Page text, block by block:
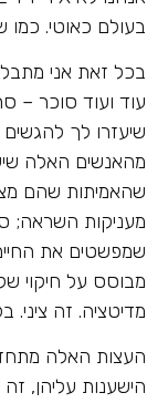
בעולם כאוטי. כמו
בכל זאת אני
עוד ועוד סוכר –
שיעזרו לך
מהאנשים האלה
שהאמיתות שהם
מעניקות השראה;
שמפשטים את
מבוסס על חיקוי
מדיטציה. זה ציני.
העצות האלה
הישענות עליהן,